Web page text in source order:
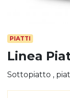
PIATTI
Linea
Sottopiatto ,